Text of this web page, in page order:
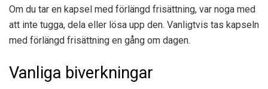
Om du tar en kapsel med förlängd frisättning, var noga med
att inte tugga, dela eller lösa upp den. Vanligtvis tas kapseln
med förlängd frisättning en gång om dagen.
Vanliga biverkningar